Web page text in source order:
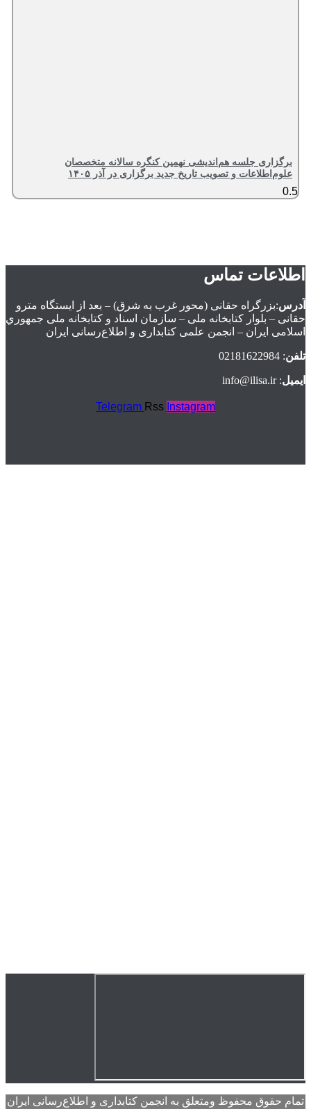
برگزاری جلسه هم‌اندیشی نهمین کنگره سالانه متخصصان
علوم‌اطلاعات و تصویب تاریخ جدید برگزاری در آذر ۱۴۰۵
اطلاعات تماس
آدرس:بزرگراه حقانی (محور غرب به شرق) – بعد از ايستگاه مترو
حقانی – بلوار كتابخانه ملی – سازمان اسناد و كتابخانه ملی جمهوري
اسلامی ايران – انجمن علمی کتابداری و اطلاع‌رسانی ایران
تلفن: 02181622984
ایمیل: info@ilisa.ir
Telegram Rss Instagram
تمام حقوق محفوظ ومتعلق به انجمن کتابداری و اطلاع‌رسانی ایران